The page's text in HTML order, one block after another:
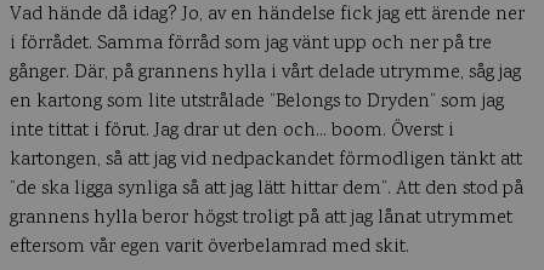
Vad hände då idag? Jo, av en händelse fick jag ett ärende ner
i förrådet. Samma förråd som jag vänt upp och ner på tre
gånger. Där, på grannens hylla i vårt delade utrymme, såg jag
en kartong som lite utstrålade ”Belongs to Dryden” som jag
inte tittat i förut. Jag drar ut den och… boom. Överst i
kartongen, så att jag vid nedpackandet förmodligen tänkt att
”de ska ligga synliga så att jag lätt hittar dem”. Att den stod på
grannens hylla beror högst troligt på att jag lånat utrymmet
eftersom vår egen varit överbelamrad med skit.